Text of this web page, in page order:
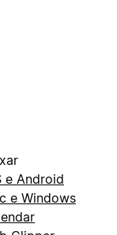
e Android
e Windows